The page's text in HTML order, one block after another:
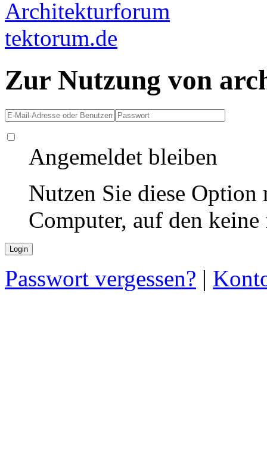
Zur Nutzung von
Angemeldet bleiben
Nutzen Sie diese
Computer, auf den
Passwort vergessen? |